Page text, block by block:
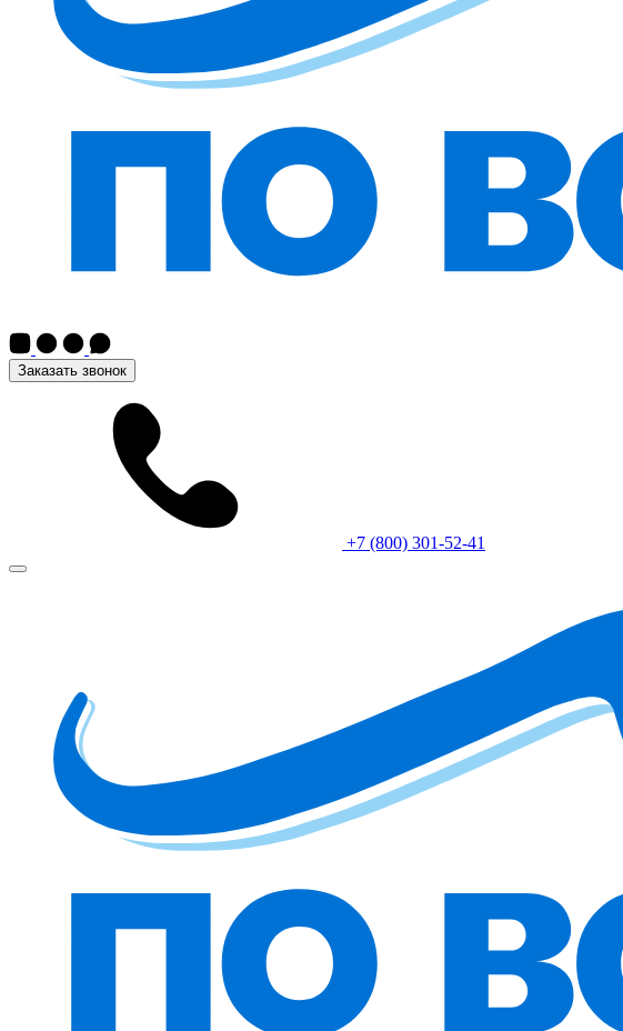
Заказать звонок
+7 (800) 301-52-41